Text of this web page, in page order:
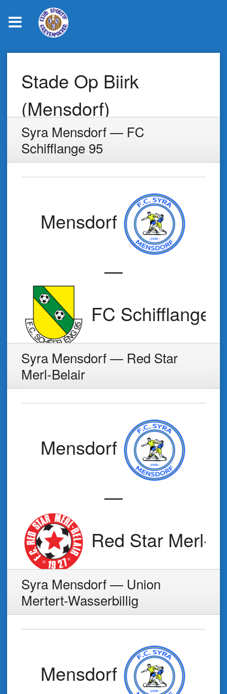
contentStade Op Biirk
(Mensdorf)
Syra Mensdorf — FC
Schifflange 95
Mensdorf
—
FC Schifflange
Syra Mensdorf — Red Star
Merl-Belair
Mensdorf
—
Red Star Merl-
Syra Mensdorf — Union
Mertert-Wasserbillig
Mensdorf